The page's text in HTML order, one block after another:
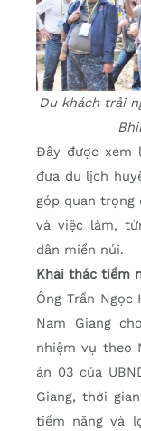
Du khách trải
Đây được xem
đưa du lịch
góp quan trọng
và việc làm,
dân miền núi.
Khai thác tiềm
Ông Trần Ngọc
Nam Giang
nhiệm vụ theo
án 03 của
Giang, thời
tiềm năng và